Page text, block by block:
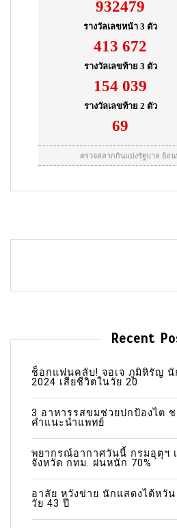
Recent
ช็อกแฟนคลับ! จอเจ ภูมิหิรัญ นั
2024 เสียชีวิตในวัย 20
3 อาหารรสขมช่วยปกป้องไต
คำแนะนำแพทย์
พยากรณ์อากาศวันนี้ กรมอุตุฯ
จังหวัด กทม. ฝนหนัก 70%
อาลัย หวังข่าย นักแสดงไต้หวั
วัย 43 ปี